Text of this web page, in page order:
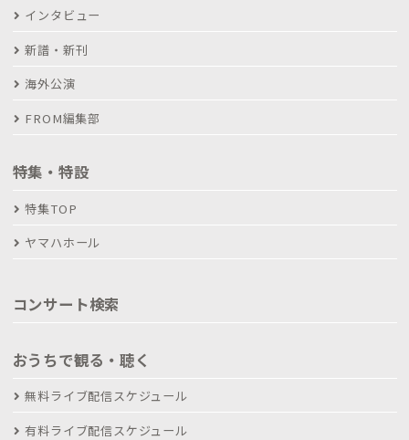
インタビュー
新譜・新刊
海外公演
FROM編集部
特集・特設
特集TOP
ヤマハホール
コンサート検索
おうちで観る・聴く
無料ライブ配信スケジュール
有料ライブ配信スケジュール